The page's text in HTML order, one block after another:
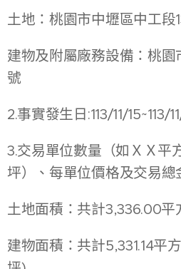
土地：桃園市中壢區中工段
建物及附屬廠務設備：桃
號
2.事實發生日:113/11/15~113/
3.交易單位數量（如ＸＸ平
坪）、每單位價格及交易總
土地面積：共計3,336.00平
建物面積：共計5,331.14平